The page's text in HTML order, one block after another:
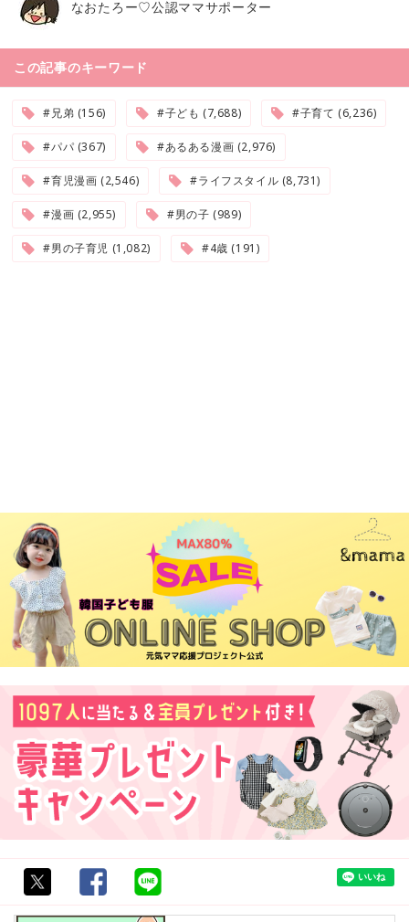
なおたろー♡公認ママサポーター
この記事のキーワード
#兄弟 (156) #子ども (7,688) #子育て (6,236)
#パパ (367) #あるある漫画 (2,976)
#育児漫画 (2,546) #ライフスタイル (8,731)
#漫画 (2,955) #男の子 (989)
#男の子育児 (1,082) #4歳 (191)